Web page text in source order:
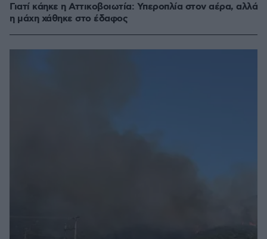
Γιατί κάηκε η Αττικοβοιωτία: Υπεροπλία στον αέρα, αλλά
η μάχη χάθηκε στο έδαφος